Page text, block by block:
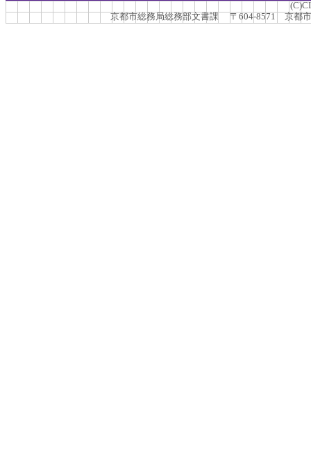
京都市総務局総務部文書課 〒604-8571 京都